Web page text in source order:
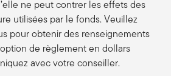
ne peut contrer les effets des
utilisées par le fonds. Veuillez
pour obtenir des renseignements
de règlement en dollars
avec votre conseiller.